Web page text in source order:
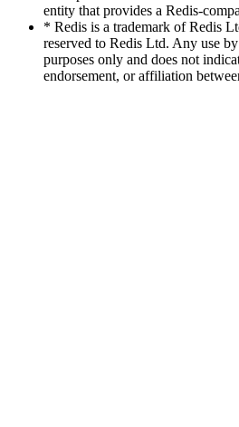
entity that provides a Redis-
* Redis is a trademark of Redis
reserved to Redis Ltd. Any use
purposes only and does not
endorsement, or affiliation